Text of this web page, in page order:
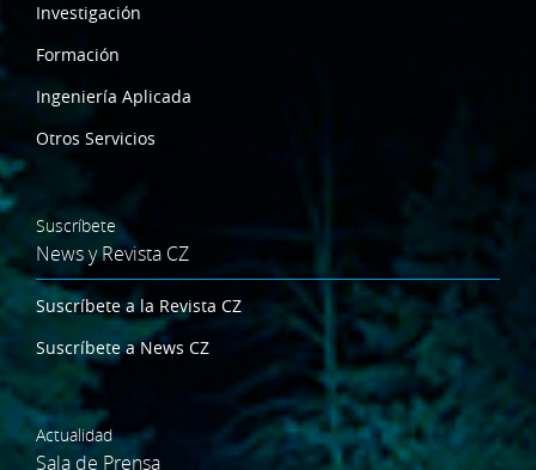
Investigación
Formación
Ingeniería Aplicada
Otros Servicios
Suscríbete
News y Revista CZ
Suscríbete a la Revista CZ
Suscríbete a News CZ
Actualidad
Sala de Prensa